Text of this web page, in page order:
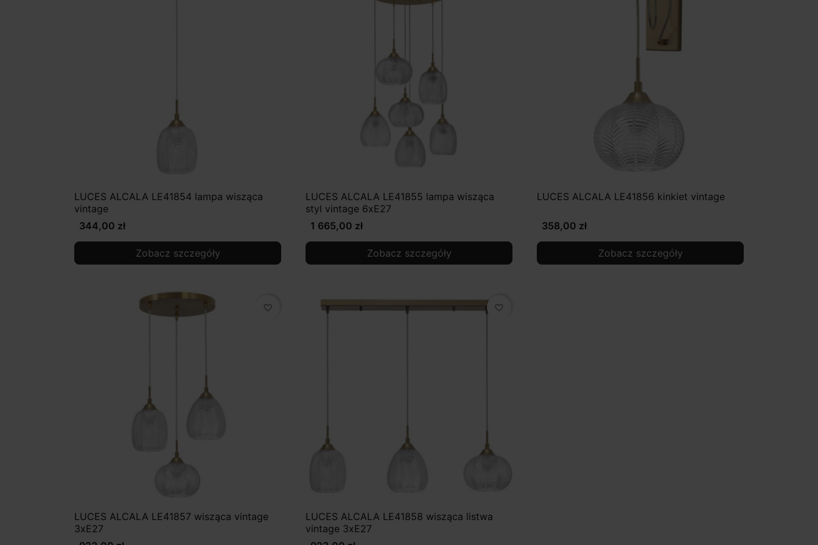
LUCES ALCALA LE41854 lampa wisząca
vintage
344,00 zł
Zobacz szczegóły
LUCES ALCALA LE41855 lampa wisząca
styl vintage 6xE27
1 665,00 zł
Zobacz szczegóły
LUCES ALCALA LE41856 kinkiet vintage
358,00 zł
Zobacz szczegóły
favorite_border
LUCES ALCALA LE41857 wisząca vintage
3xE27
favorite_border
LUCES ALCALA LE41858 wisząca listwa
vintage 3xE27